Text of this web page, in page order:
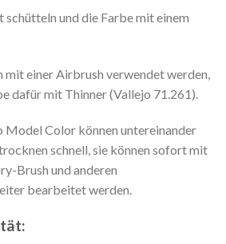
schütteln und die Farbe mit einem
mit einer Airbrush verwendet werden,
dafür mit Thinner (Vallejo 71.261).
Model Color können untereinander
schnell, sie können sofort mit
Brush und anderen
bearbeitet werden.